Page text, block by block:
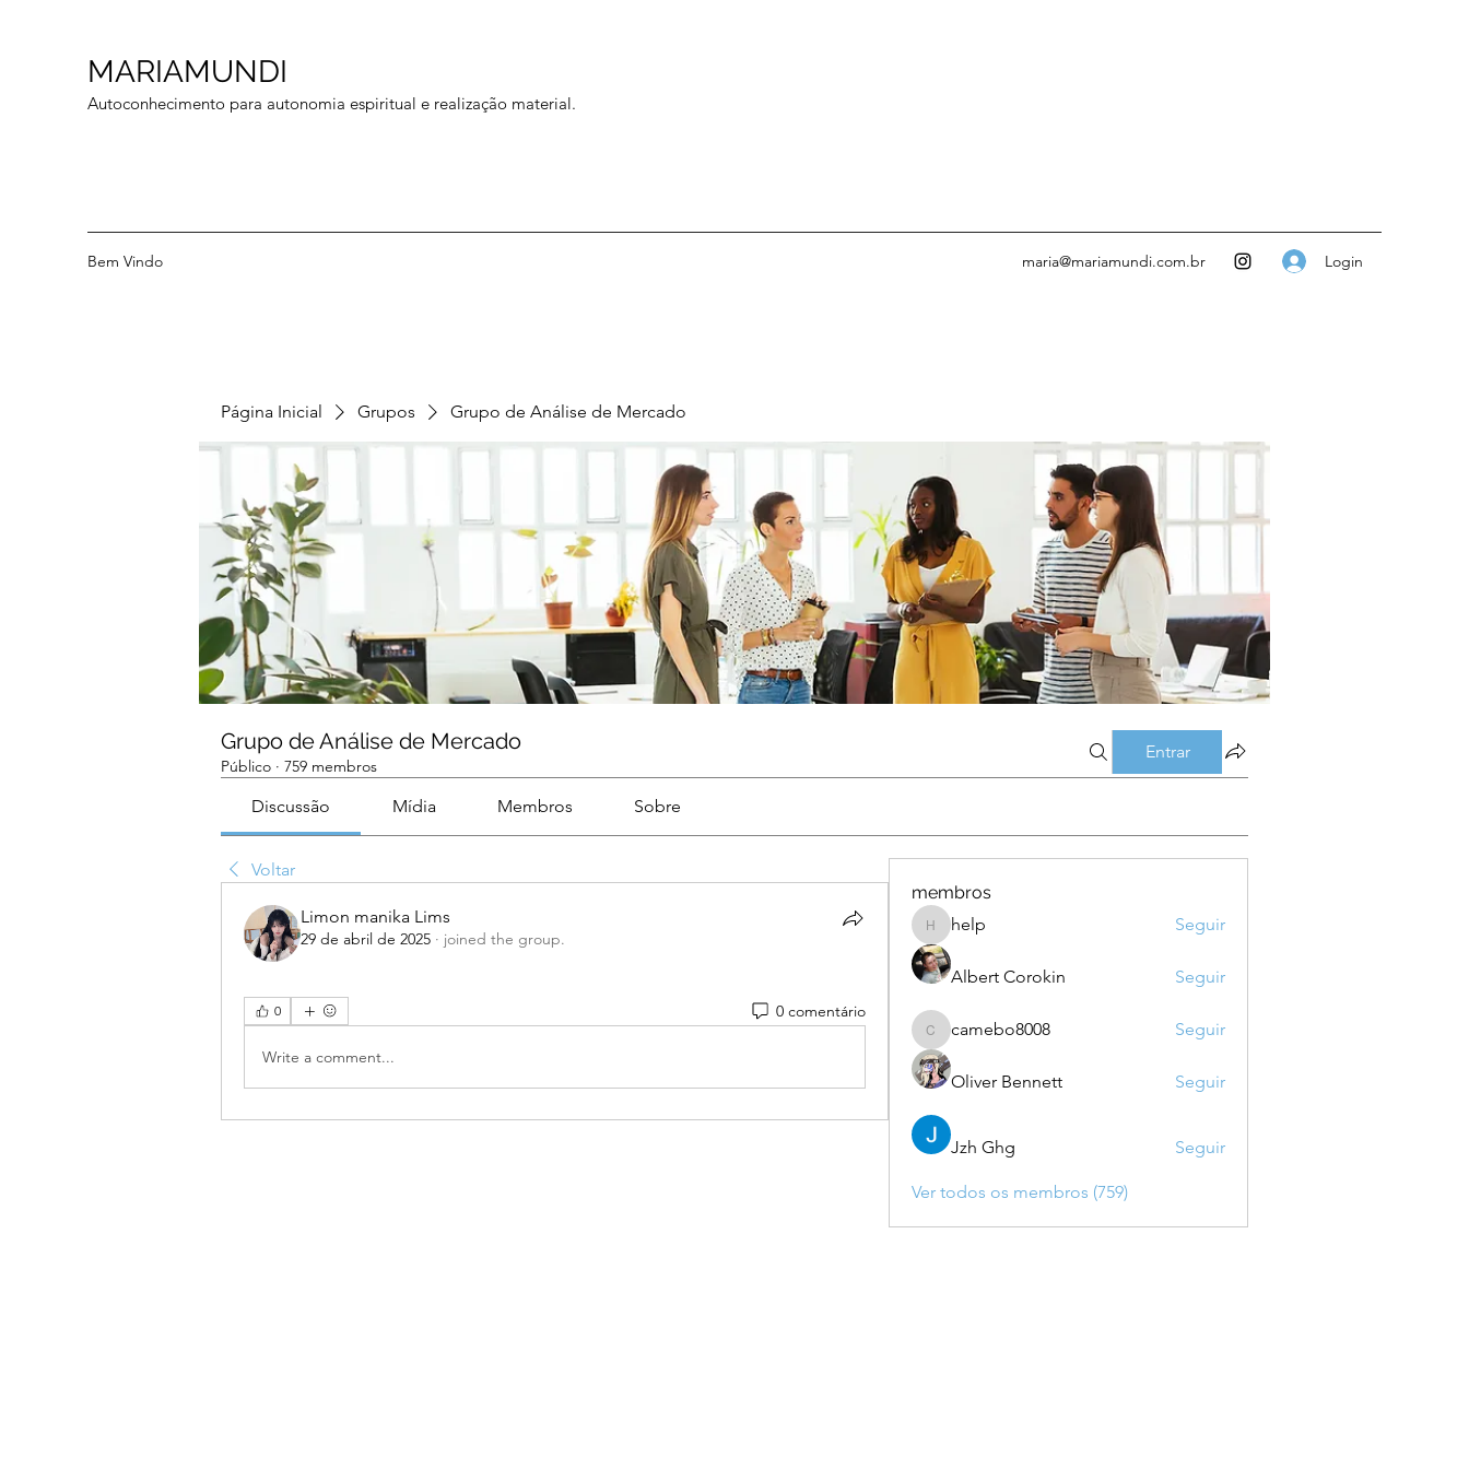
MARIAMUNDI
Autoconhecimento para autonomia espiritual e realização material.
Bem Vindo maria@mariamundi.com.br Login
Página Inicial Grupos Grupo de Análise de Mercado
Grupo de Análise de Mercado
Público · 759 membros
Entrar
Discussão Mídia Membros Sobre
Voltar
Limon manika Lims
29 de abril de 2025 · joined the group.
0 0 comentário
Write a comment...
membros
help
help Seguir
Albert Corokin Seguir
camebo8008
camebo8008 Seguir
Oliver Bennett Seguir
Jzh Ghg Seguir
Ver todos os membros (759)